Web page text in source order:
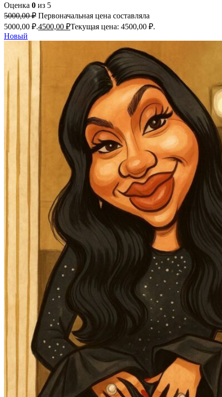
Оценка 0 из 5
5000,00₽ Первоначальная цена составляла
5000,00 ₽.4500,00 ₽Текущая цена: 4500,00 ₽.
Новый